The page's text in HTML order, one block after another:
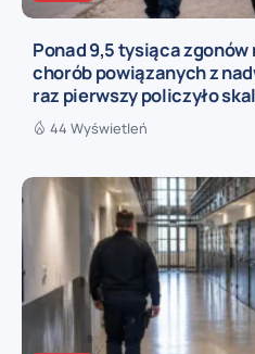
Ponad 9,5 tysiąca
chorób powiązanych z
raz pierwszy policzyło
44 Wyświetleń